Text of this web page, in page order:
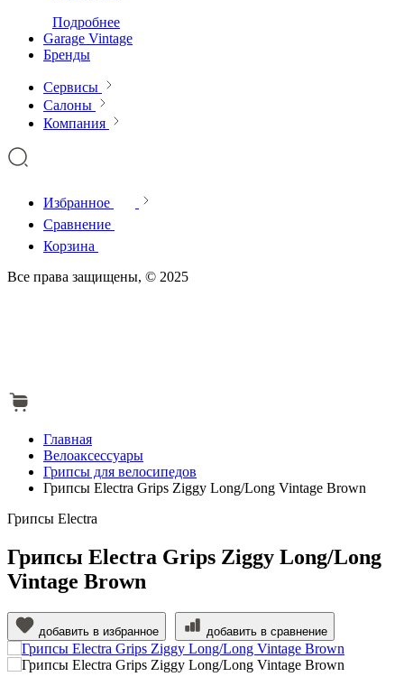
Подробнее
Garage Vintage
Бренды
Сервисы
Салоны
Компания
Избранное
Сравнение
Корзина
Все права защищены, © 2025
Главная
Велоаксессуары
Грипсы для велосипедов
Грипсы Electra Grips Ziggy Long/Long Vintage Brown
Грипсы Electra
Грипсы Electra Grips Ziggy Long/Long
Vintage Brown
добавить в избранное добавить в сравнение